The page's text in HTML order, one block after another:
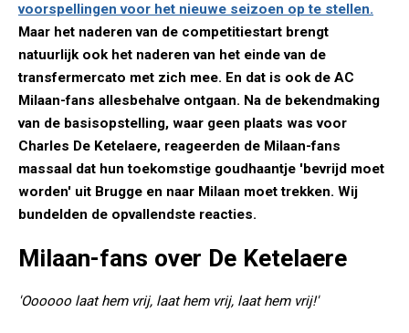
voorspellingen voor het nieuwe seizoen op te stellen.
Maar het naderen van de competitiestart brengt
natuurlijk ook het naderen van het einde van de
transfermercato met zich mee. En dat is ook de AC
Milaan-fans allesbehalve ontgaan. Na de bekendmaking
van de basisopstelling, waar geen plaats was voor
Charles De Ketelaere, reageerden de Milaan-fans
massaal dat hun toekomstige goudhaantje 'bevrijd moet
worden' uit Brugge en naar Milaan moet trekken. Wij
bundelden de opvallendste reacties.
Milaan-fans over De Ketelaere
'Oooooo laat hem vrij, laat hem vrij, laat hem vrij!'